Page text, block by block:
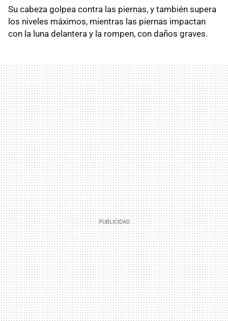
Su cabeza golpea contra las piernas, y también supera
los niveles máximos, mientras las piernas impactan
con la luna delantera y la rompen, con daños graves.